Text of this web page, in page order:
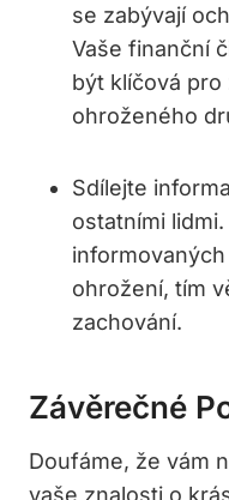
se zabývají
Vaše finanční
být klíčová
ohroženého
Sdílejte
ostatními
ohrožení, tím
zachování.
Závěrečné
Doufáme, že vám
vaše znalosti o